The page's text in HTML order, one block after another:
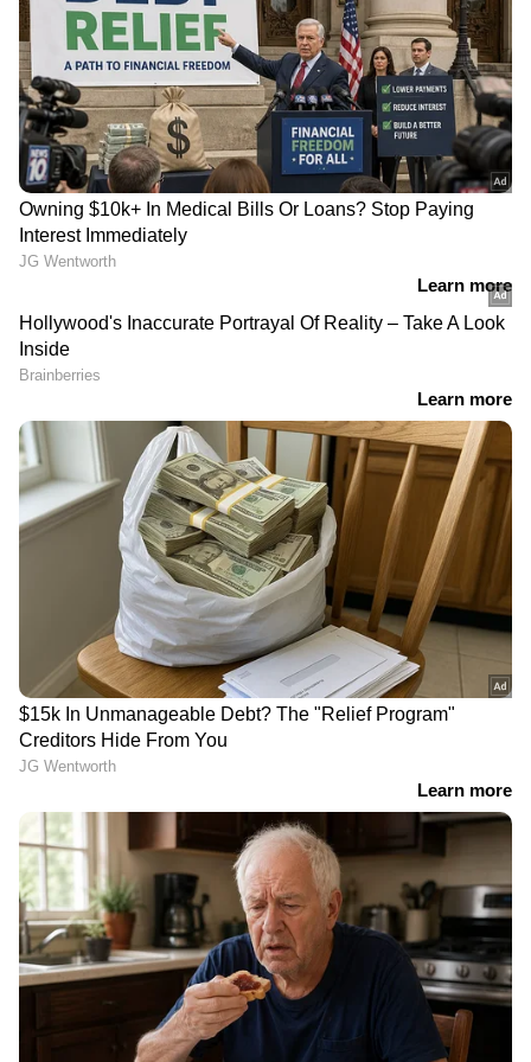
RECOMMENDED STORIES
'കുട്ടികളെ മാത്രമല്ല,
മുതിർന്നവരെയും
മർദിക്കുമായിരുന്നു,
ഭക്ഷണമോ മരുന്നോ
ആർക്കും നൽകില്ല';
എലോഹിം കേന്ദ്രത്തിലെ
പീഡനങ്ങൾ തുറന്ന്
മാസപ്പടി കേസിലെ ഇഡി
അന്വേഷണം; വീണയുടെ
ചോദ്യം ചെയ്യലിൽ തടസ്സം,
എസ്എഫ്ഐഒ രേഖകൾ
ഇനിയും ഇഡിയ്ക്ക്
വീടിൻ്റെ മേൽക്കൂര
തകർത്ത വിമാനത്തിൻ്റെ
അഡ്രസ് പോലുമില്ല;
ലക്ഷങ്ങളുടെ ബാധ്യത
വരുത്തിയ അപകടത്തിൽ
സിയാൽ വാഗ്‌ദാനം 50000
'രാഷ്ട്രീയത്തിലും
പെർഫോമൻസ് ആകണം
മാനദണ്ഡം'; എം എ
ബേബിക്ക് പരോക്ഷ
പിന്തുണയുമായി ഇ പി
ജയരാജൻ